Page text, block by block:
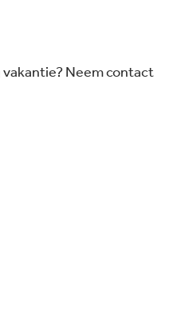
Neem contact